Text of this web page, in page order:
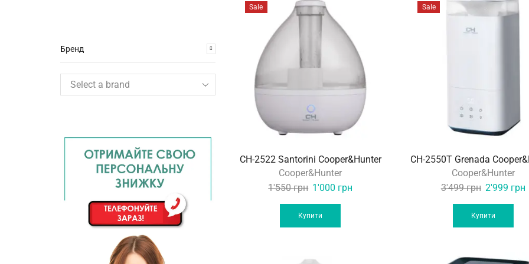
Sale
CH-2522 Santorini Cooper&Hunter
Cooper&Hunter
1'550грн Original
price
was:
1'550 грн.
1'000 грн
Купити
Sale
CH-2550T Grenada
Cooper&Hunter
3'499грн Original
price
was:
3'499 грн.
2'999 грн
Купити
Бренд